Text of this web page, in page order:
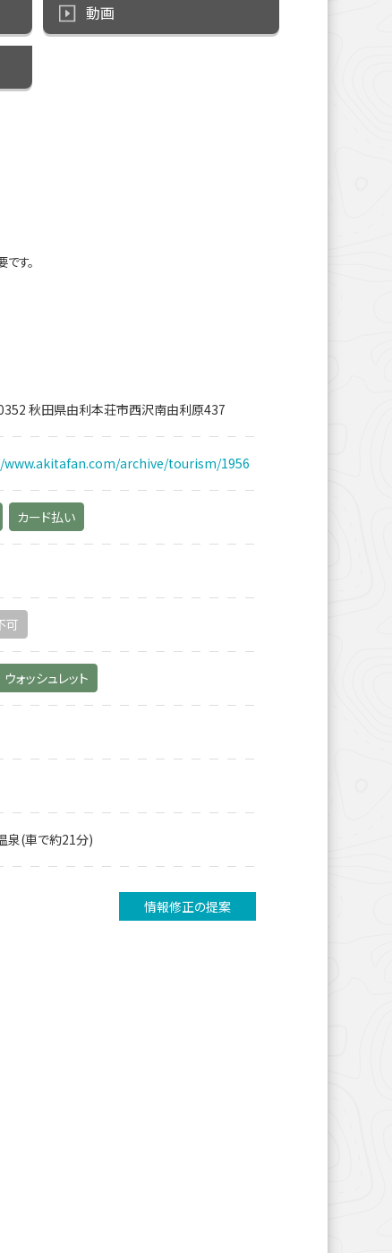
動画
す。
秋田県由利本荘市西沢南由利原437
archive/tourism/1956
カード払い
可
ウォッシュレット
泉(車で約21分)
情報修正の提案